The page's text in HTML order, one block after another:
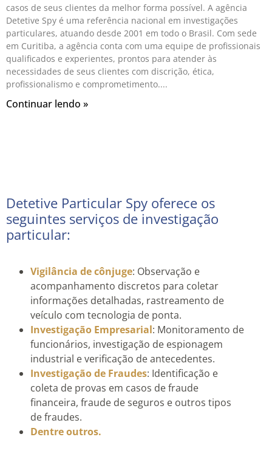
casos de seus clientes da melhor forma possível. A agência
Detetive Spy é uma referência nacional em investigações
particulares, atuando desde 2001 em todo o Brasil. Com sede
em Curitiba, a agência conta com uma equipe de profissionais
qualificados e experientes, prontos para atender às
necessidades de seus clientes com discrição, ética,
profissionalismo e comprometimento.
Continuar lendo »
Detetive Particular Spy oferece os
seguintes serviços de investigação
particular:
Vigilância de cônjuge: Observação e
acompanhamento discretos para coletar
informações detalhadas, rastreamento de
veículo com tecnologia de ponta.
Investigação Empresarial: Monitoramento de
funcionários, investigação de espionagem
industrial e verificação de antecedentes.
Investigação de Fraudes: Identificação e
coleta de provas em casos de fraude
financeira, fraude de seguros e outros tipos
de fraudes.
Dentre outros.